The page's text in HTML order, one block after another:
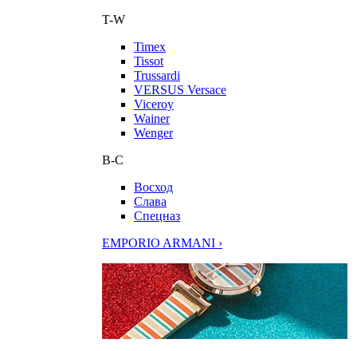
T-W
Timex
Tissot
Trussardi
VERSUS Versace
Viceroy
Wainer
Wenger
В-С
Восход
Слава
Спецназ
EMPORIO ARMANI ›